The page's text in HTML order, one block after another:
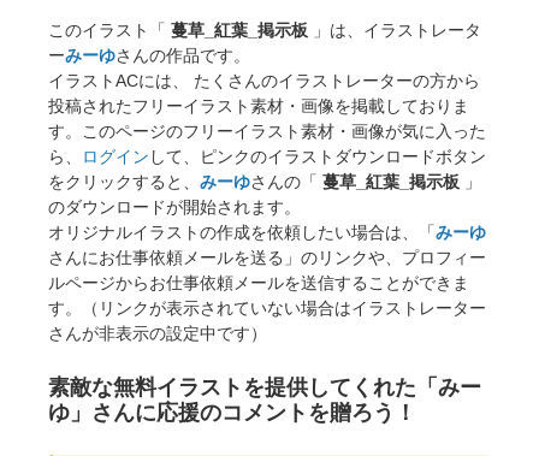
このイラスト「 蔓草_紅葉_掲示板 」は、イラストレータ
ーみーゆさんの作品です。
イラストACには、 たくさんのイラストレーターの方から
投稿されたフリーイラスト素材・画像を掲載しておりま
す。このページのフリーイラスト素材・画像が気に入った
ら、
ログイン して、ピンクのイラストダウンロードボタン
をクリックすると、 みーゆさんの「 蔓草_紅葉_掲示板 」
のダウンロードが開始されます。
オリジナルイラストの作成を依頼したい場合は、「みーゆ
さんにお仕事依頼メールを送る」のリンクや、プロフィー
ルページからお仕事依頼メールを送信することができま
す。（リンクが表示されていない場合はイラストレーター
さんが非表示の設定中です）
素敵な無料イラストを提供してくれた「みー
ゆ」さんに応援のコメントを贈ろう！